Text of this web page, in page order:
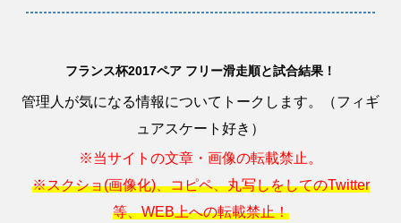
フランス杯2017ペア フリー滑走順と試合結果！
管理人が気になる情報についてトークします。（フィギ
ュアスケート好き）
※当サイトの文章・画像の転載禁止。
※スクショ(画像化)、コピペ、丸写しをしてのTwitter
等、WEB上への転載禁止！